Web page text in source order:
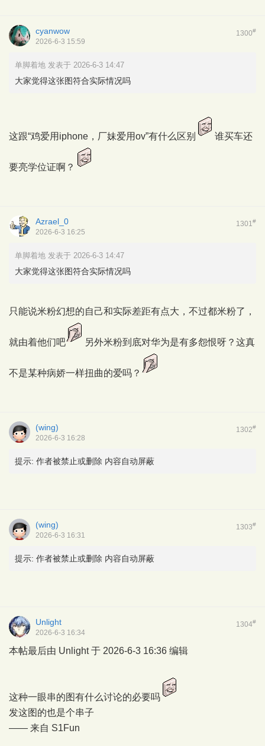
1300#
cyanwow
2026-6-3 15:59
单脚着地 发表于 2026-6-3 14:47
大家觉得这张图符合实际情况吗
这跟“鸡爱用iphone，厂妹爱用ov”有什么区别 谁买车还
要亮学位证啊？
1301#
Azrael_0
2026-6-3 16:25
单脚着地 发表于 2026-6-3 14:47
大家觉得这张图符合实际情况吗
只能说米粉幻想的自己和实际差距有点大，不过都米粉了，
就由着他们吧 另外米粉到底对华为是有多怨恨呀？这真
不是某种病娇一样扭曲的爱吗？
1302#
(wing)
2026-6-3 16:28
提示: 作者被禁止或删除 内容自动屏蔽
1303#
(wing)
2026-6-3 16:31
提示: 作者被禁止或删除 内容自动屏蔽
1304#
Unlight
2026-6-3 16:34
本帖最后由 Unlight 于 2026-6-3 16:36 编辑
这种一眼串的图有什么讨论的必要吗
发这图的也是个串子
—— 来自 S1Fun